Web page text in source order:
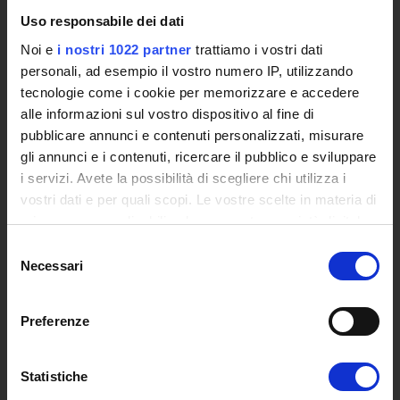
Uso responsabile dei dati
Noi e i nostri 1022 partner trattiamo i vostri dati
personali, ad esempio il vostro numero IP, utilizzando
tecnologie come i cookie per memorizzare e accedere
alle informazioni sul vostro dispositivo al fine di
pubblicare annunci e contenuti personalizzati, misurare
gli annunci e i contenuti, ricercare il pubblico e sviluppare
i servizi. Avete la possibilità di scegliere chi utilizza i
vostri dati e per quali scopi. Le vostre scelte in materia di
privacy sono applicabili solo su questa proprietà digitale
modificare o revocare il proprio consenso in qualsiasi
momento dalla Dichiarazione sui cookie o facendo clic
raccogliere informazioni sulla tua posizione
geografica, con un'approssimazione di qualche
delNecessari
Preferenze
Statistiche
Siti Istituzionali e Progetti Interuniversitari
Accesso alla Banca Dati di Segreteria Online
Posta Elettronica Certificata - PEC
Bacheca del Rettore
DIDATTICA
Corsi di Laurea
Percorsi abilitanti di formazione iniziale degli insegnanti
Certificazioni e Alta Formazione Professionale